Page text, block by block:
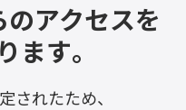
アクセスを
ます。
されたため、